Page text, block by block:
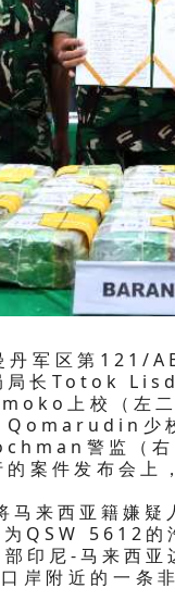
丹军区第
局长Totok
上校（左
少
警监（右
案件发布会
马来西亚籍嫌
QSW 5612
印尼-马来西
附近的一条